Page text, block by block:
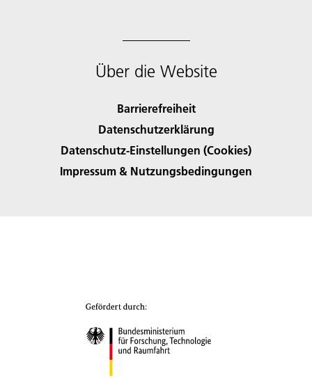
Über die Website
Barrierefreiheit
Datenschutzerklärung
Datenschutz-Einstellungen (Cookies)
Impressum & Nutzungsbedingungen